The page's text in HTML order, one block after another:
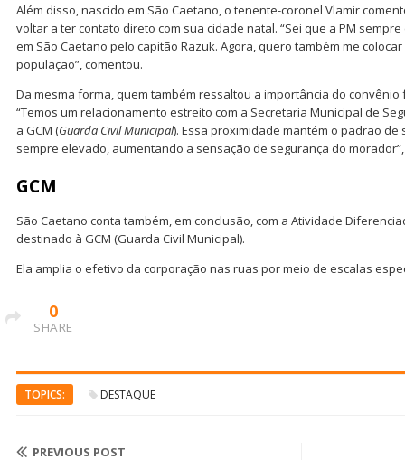
Além disso, nascido em São Caetano, o tenente-coronel Vlamir
voltar a ter contato direto com sua cidade natal. “Sei que a PM
em São Caetano pelo capitão Razuk. Agora, quero também me
população”, comentou.
Da mesma forma, quem também ressaltou a importância do convênio
“Temos um relacionamento estreito com a Secretaria Municipal de
a GCM (Guarda Civil Municipal). Essa proximidade mantém o padrão de
sempre elevado, aumentando a sensação de segurança do
GCM
São Caetano conta também, em conclusão, com a Atividade
destinado à GCM (Guarda Civil Municipal).
Ela amplia o efetivo da corporação nas ruas por meio de escalas
0
SHARE
TOPICS: DESTAQUE
PREVIOUS POST